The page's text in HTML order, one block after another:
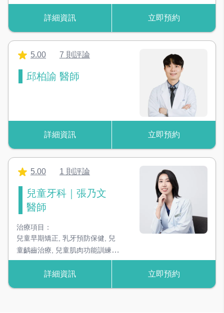
詳細資訊 立即預約
5.00 7 則評論
邱柏諭 醫師
詳細資訊 立即預約
5.00 1 則評論
兒童牙科｜張乃文
醫師
治療項目：
兒童早期矯正 乳牙預防保健
兒
童齲齒治療
兒童肌肉功能訓練,
兒童行為引導,兒童舒眠鎮靜治
一般牙科詳細資訊 立即預約